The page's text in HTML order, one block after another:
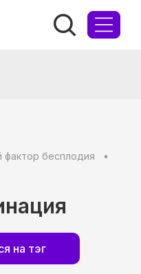
фактор бесплодия
на тэг